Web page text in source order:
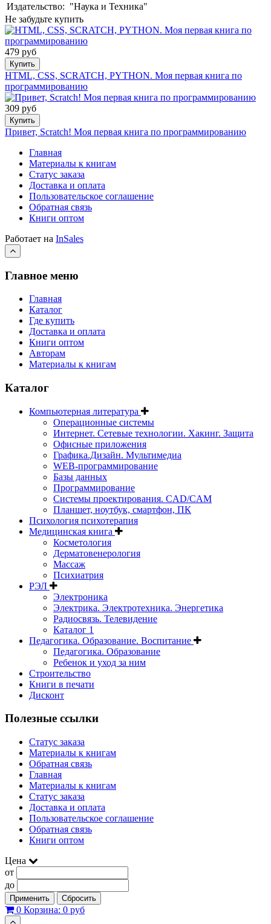
Издательство: "Наука и Техника"
Не забудьте купить
479 руб
Купить
HTML, CSS, SCRATCH, PYTHON. Моя первая книга по
программированию
309 руб
Купить
Привет, Scratch! Моя первая книга по программированию
Главная
Материалы к книгам
Статус заказа
Доставка и оплата
Пользовательское соглашение
Обратная связь
Книги оптом
Работает на InSales
Главное меню
Главная
Каталог
Где купить
Доставка и оплата
Книги оптом
Авторам
Материалы к книгам
Каталог
Компьютерная литература
Операционные системы
Интернет. Сетевые технологии. Хакинг. Защита
Офисные приложения
Графика.Дизайн. Мультимедиа
WEB-программирование
Базы данных
Программирование
Системы проектирования. CAD/CAM
Планшет, ноутбук, смартфон, ПК
Психология психотерапия
Медицинская книга
Косметология
Дерматовенерология
Массаж
Психиатрия
РЭЛ
Электроника
Электрика. Электротехника. Энергетика
Радиосвязь. Телевидение
Каталог 1
Педагогика. Образование. Воспитание
Педагогика. Образование
Ребенок и уход за ним
Строительство
Книги в печати
Дисконт
Полезные ссылки
Статус заказа
Материалы к книгам
Обратная связь
Главная
Материалы к книгам
Статус заказа
Доставка и оплата
Пользовательское соглашение
Обратная связь
Книги оптом
Цена
от
до
Применить Сбросить
0 Корзина: 0 руб